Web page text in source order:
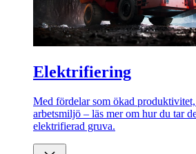
Elektrifiering
Med fördelar som ökad
arbetsmiljö – läs mer om hur du tar
elektrifierad gruva.